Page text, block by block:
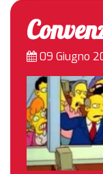
09 Giugno